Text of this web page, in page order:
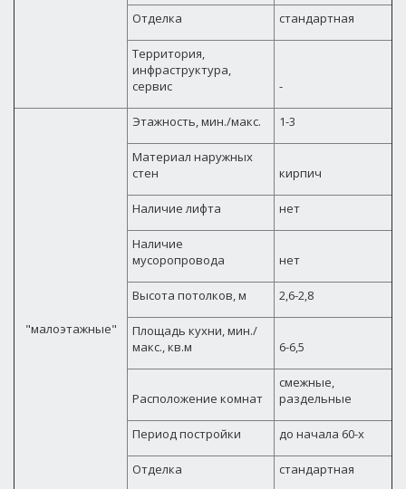
Отделка стандартная
Территория,
инфраструктура,
сервис
-
"малоэтажные"
Этажность, мин./макс. 1-3
Материал наружных
стен
кирпич
Наличие лифта нет
Наличие
мусоропровода
нет
Высота потолков, м 2,6-2,8
Площадь кухни, мин./
макс., кв.м
6-6,5
Расположение комнат
смежные,
раздельные
Период постройки до начала 60-х
Отделка стандартная